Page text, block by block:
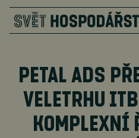
PETAL ADS
VELETRHU
KOMPLEXNÍ